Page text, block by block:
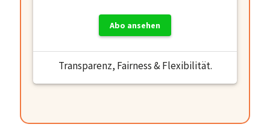
Abo ansehen
Transparenz, Fairness & Flexibilität.